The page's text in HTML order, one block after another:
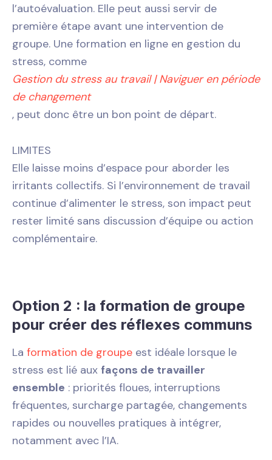
l’autoévaluation. Elle peut aussi servir de
première étape avant une intervention de
groupe. Une formation en ligne en gestion du
stress, comme
Gestion du stress au travail | Naviguer en période
de changement
, peut donc être un bon point de départ.
LIMITES
Elle laisse moins d’espace pour aborder les
irritants collectifs. Si l’environnement de travail
continue d’alimenter le stress, son impact peut
rester limité sans discussion d’équipe ou action
complémentaire.
Option 2 : la formation de groupe
pour créer des réflexes communs
La formation de groupe est idéale lorsque le
stress est lié aux façons de travailler
ensemble : priorités floues, interruptions
fréquentes, surcharge partagée, changements
rapides ou nouvelles pratiques à intégrer,
notamment avec l’IA.